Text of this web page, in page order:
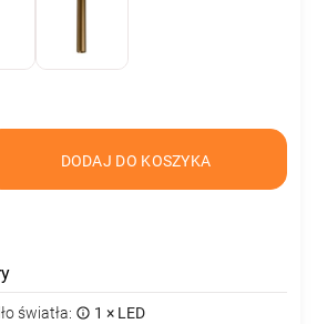
DODAJ DO KOSZYKA
światła:
1 × LED